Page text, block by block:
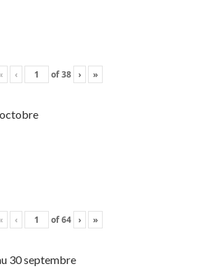
‹ of38 › »
octobre
‹ of64 › »
30 septembre